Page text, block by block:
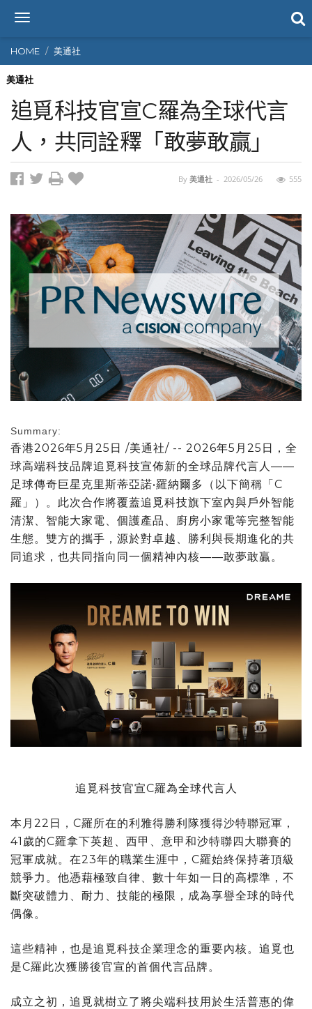
T
g
g
l
n
a
v
g
o
n
HOME 美通社
美通社
追覓科技官宣C羅為全球代言
人，共同詮釋「敢夢敢贏」
By 美通社 - 2026/05/26 555
Summary:
香港2026年5月25日 /美通社/ -- 2026年5月25日，全
球高端科技品牌追覓科技宣佈新的全球品牌代言人——
足球傳奇巨星克里斯蒂亞諾•羅納爾多（以下簡稱「C
羅」）。此次合作將覆蓋追覓科技旗下室內與戶外智能
清潔、智能大家電、個護產品、廚房小家電等完整智能
生態。雙方的攜手，源於對卓越、勝利與長期進化的共
同追求，也共同指向同一個精神內核——敢夢敢贏。
追覓科技官宣C羅為全球代言人
本月22日，C羅所在的利雅得勝利隊獲得沙特聯冠軍，
41歲的C羅拿下英超、西甲、意甲和沙特聯四大聯賽的
冠軍成就。在23年的職業生涯中，C羅始終保持著頂級
競爭力。他憑藉極致自律、數十年如一日的高標準，不
斷突破體力、耐力、技能的極限，成為享譽全球的時代
偶像。
這些精神，也是追覓科技企業理念的重要內核。追覓也
是C羅此次獲勝後官宣的首個代言品牌。
成立之初，追覓就樹立了將尖端科技用於生活普惠的偉